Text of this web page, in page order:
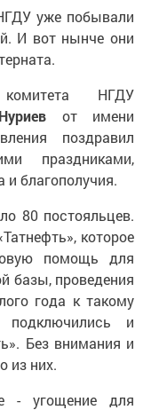
уже побывали
И вот нынче они
комитета НГДУ
от имени
поздравил
праздниками,
и благополучия.
80 постояльцев.
которое
помощь для
базы, проведения
года к такому
и
Без внимания и
из них.
- угощение для